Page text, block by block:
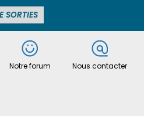
SORTIES
Notre forum Nous contacter